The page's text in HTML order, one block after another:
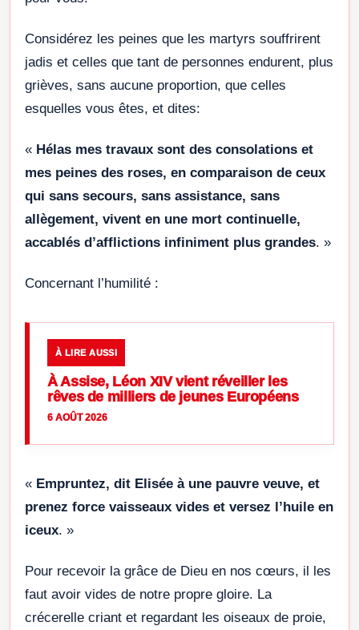
Considérez les peines que les martyrs souffrirent
jadis et celles que tant de personnes endurent, plus
grièves, sans aucune proportion, que celles
esquelles vous êtes, et dites:
« Hélas mes travaux sont des consolations et
mes peines des roses, en comparaison de ceux
qui sans secours, sans assistance, sans
allègement, vivent en une mort continuelle,
accablés d’afflictions infiniment plus grandes. »
Concernant l’humilité :
À LIRE AUSSI
À Assise, Léon XIV vient réveiller les
rêves de milliers de jeunes Européens
6 AOÛT 2026
« Empruntez, dit Elisée à une pauvre veuve, et
prenez force vaisseaux vides et versez l’huile en
iceux. »
Pour recevoir la grâce de Dieu en nos cœurs, il les
faut avoir vides de notre propre gloire. La
crécerelle criant et regardant les oiseaux de proie,